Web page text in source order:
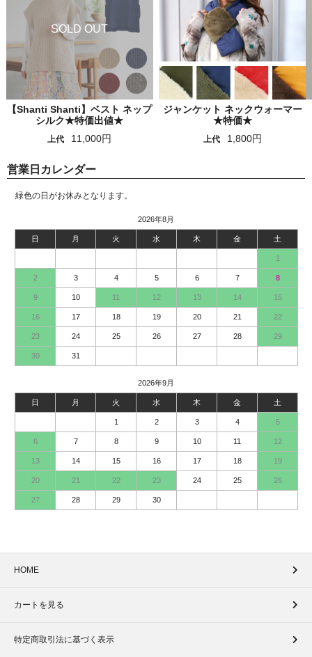
【Shanti Shanti】ベスト ネップ
シルク★特価出値★
上代 11,000円
ジャンケット ネックウォーマー
★特価★
上代 1,800円
営業日カレンダー
緑色の日がお休みとなります。
2026年8月
日 月 火 水 木 金 土
1
2 3 4 5 6 7 8
9 10 11 12 13 14 15
16 17 18 19 20 21 22
23 24 25 26 27 28 29
30 31
2026年9月
日 月 火 水 木 金 土
1 2 3 4 5
6 7 8 9 10 11 12
13 14 15 16 17 18 19
20 21 22 23 24 25 26
27 28 29 30
HOME
カートを見る
特定商取引法に基づく表示